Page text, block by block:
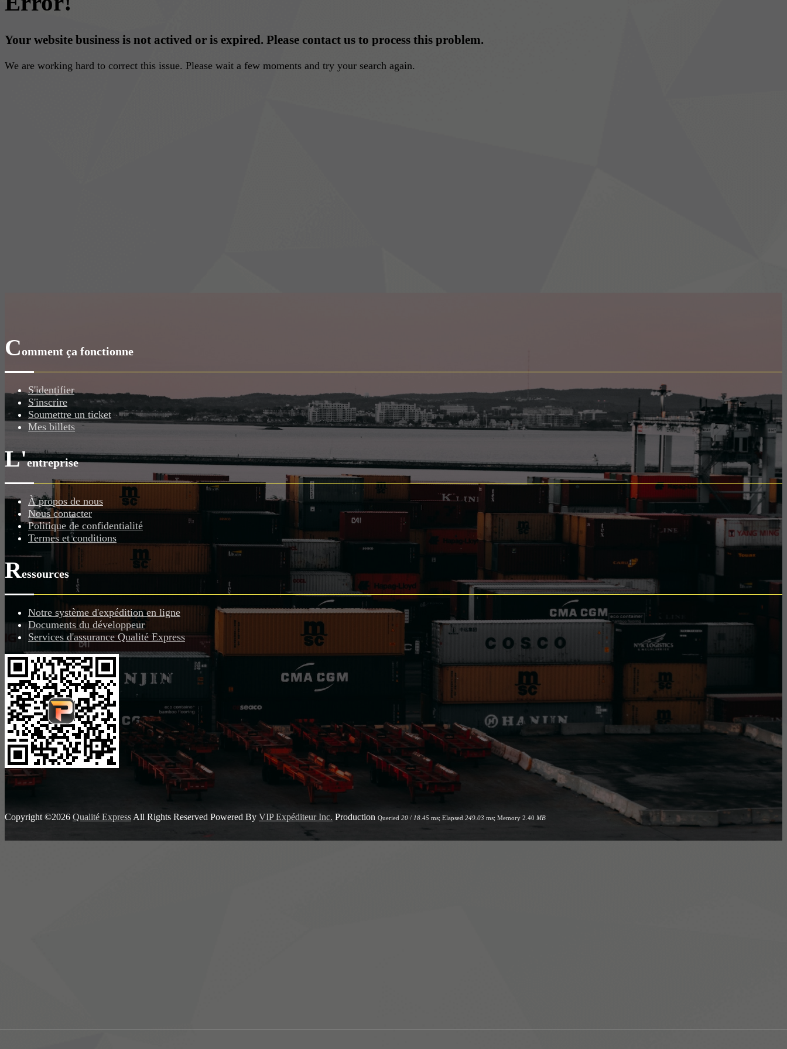
Your website business is not actived or is expired. Please contact us to process this problem.
We are working hard to correct this issue. Please wait a few moments and try your search again.
Comment ça fonctionne
S'identifier
S'inscrire
Soumettre un ticket
Mes billets
L'entreprise
À propos de nous
Nous contacter
Politique de confidentialité
Termes et conditions
Ressources
Notre système d'expédition en ligne
Documents du développeur
Services d'assurance Qualité Express
Copyright ©2026 Qualité ExpressAll Rights Reserved Powered By VIP Expéditeur Inc. Production Queried 20 / 18.45 ms; Elapsed 249.03 ms; Memory 2.40 MB